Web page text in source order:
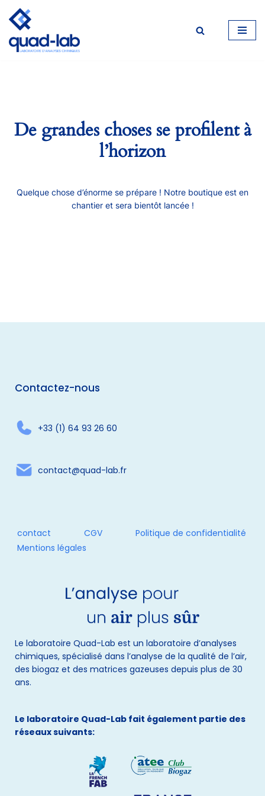
Aller
au
De grandes choses se profilent à
l’horizon
Quelque chose d’énorme se prépare ! Notre boutique est en
chantier et sera bientôt lancée !
Contactez-nous
+33 (1) 64 93 26 60
contact@quad-lab.fr
contact CGV
Politique de confidentialité
Mentions légales
Le laboratoire Quad-Lab est un laboratoire d’analyses
chimiques, spécialisé dans l’analyse de la qualité de l’air,
des biogaz et des matrices gazeuses depuis plus de 30
ans.
Le laboratoire Quad-Lab fait également partie des
réseaux suivants: